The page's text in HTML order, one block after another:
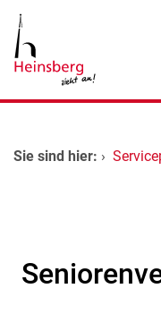
Zum Hauptinhalt
Zum Header
Zum Hauptinhalt
Zum Footer
Sie sind hier: ›